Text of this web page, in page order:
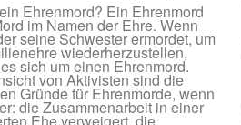
Ehrenmord? Ein Ehrenmord
im Namen der Ehre. Wenn
seine Schwester ermordet, um
wiederherzustellen,
sich um einen Ehrenmord.
von Aktivisten sind die
Gründe für Ehrenmorde, wenn
die Zusammenarbeit in einer